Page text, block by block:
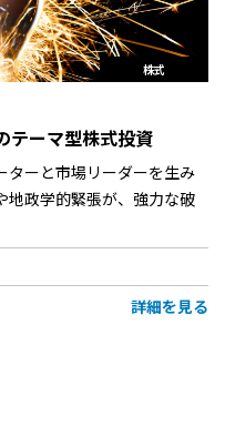
株式
テーマ型株式投資
ターと市場リーダーを生み
地政学的緊張が、強力な破
詳細を見る